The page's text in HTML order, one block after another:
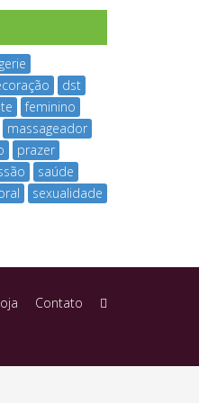
dst
feminino
massageador
prazer
saúde
sexualidade
Contato